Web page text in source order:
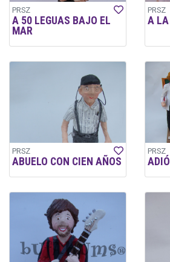
PRSZ
A 50 LEGUAS BAJO EL
MAR
PRSZ
A LA
PRSZ
ABUELO CON CIEN AÑOS
PRSZ